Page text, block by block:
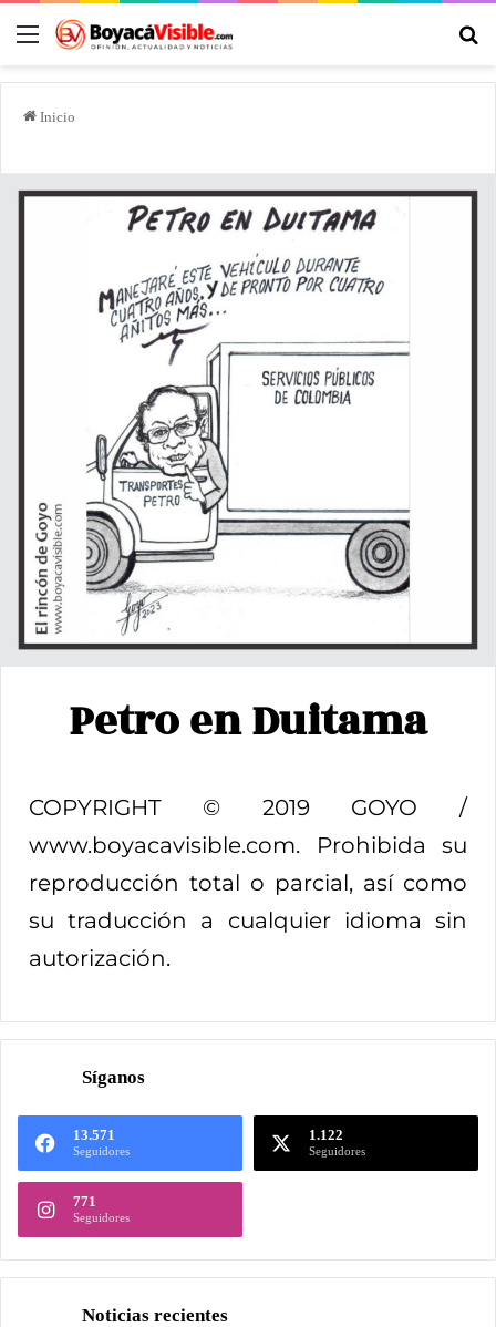
Inicio
Petro en Duitama
COPYRIGHT © 2019 GOYO /
www.boyacavisible.com. Prohibida su
reproducción total o parcial, así como
su traducción a cualquier idioma sin
autorización.
Síganos
13.571
Seguidores
1.122
Seguidores
771
Seguidores
Noticias recientes